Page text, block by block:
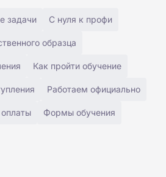
задачи С нуля к профи
образца
Как пройти обучение
Работаем официально
Формы обучения